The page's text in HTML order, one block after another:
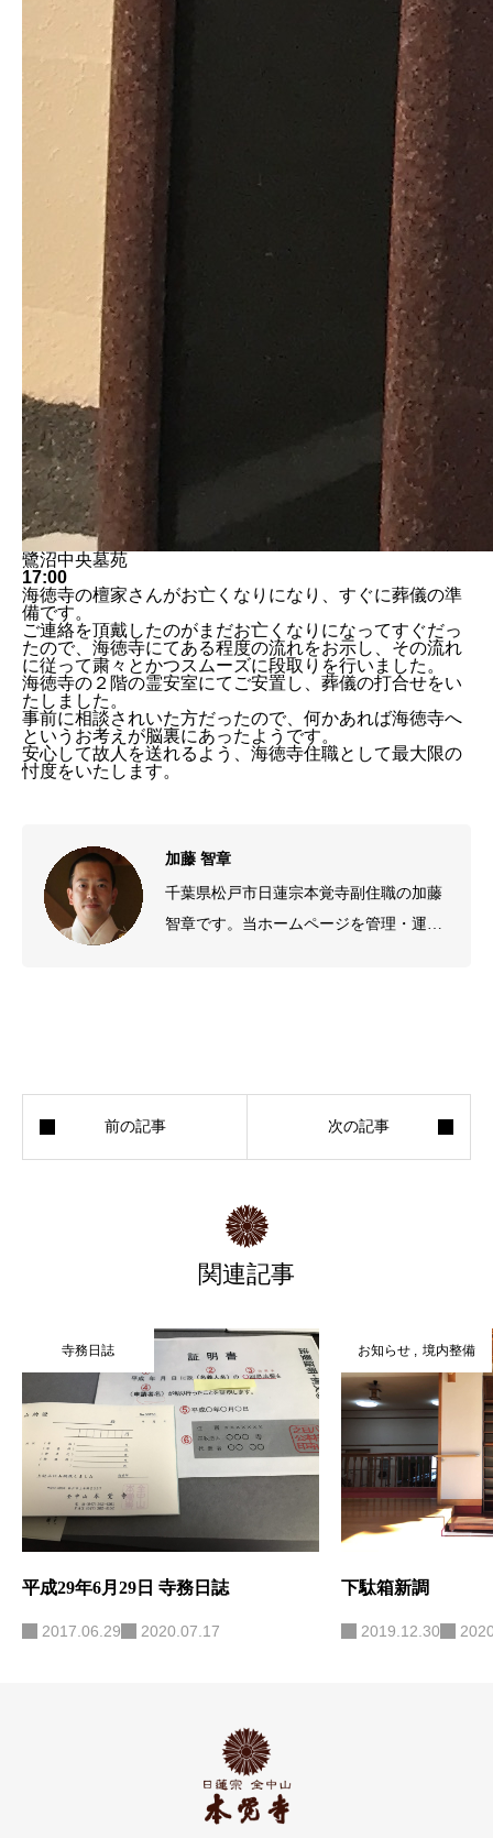
鷺沼中央墓苑
17:00
海徳寺の檀家さんがお亡くなりになり、すぐに葬儀の準
備です。
ご連絡を頂戴したのがまだお亡くなりになってすぐだっ
たので、海徳寺にてある程度の流れをお示し、その流れ
に従って粛々とかつスムーズに段取りを行いました。
海徳寺の２階の霊安室にてご安置し、葬儀の打合せをい
たしました。
事前に相談されいた方だったので、何かあれば海徳寺へ
というお考えが脳裏にあったようです。
安心して故人を送れるよう、海徳寺住職として最大限の
忖度をいたします。
加藤 智章
千葉県松戸市日蓮宗本覚寺副住職の加藤
智章です。当ホームページを管理・運営
関連記事
寺務日誌
平成29年6月29日 寺務日誌
2017.06.29 2020.07.17
お知らせ 境内整備
下駄箱新調
2019.12.30